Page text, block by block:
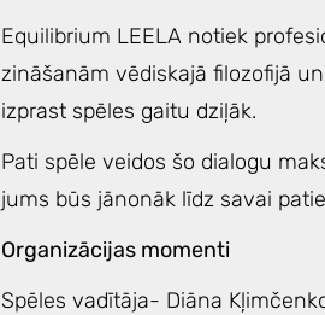
Equilibrium LEELA notiek
zināšanām vēdiskajā filozofijā
izprast spēles gaitu dziļāk.
Pati spēle veidos šo dialogu
jums būs jānonāk līdz savai
Organizācijas momenti
Spēles vadītāja- Diāna